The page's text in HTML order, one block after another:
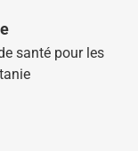
santé pour les